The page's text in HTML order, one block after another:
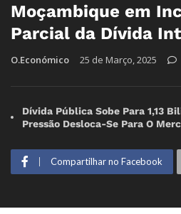
Moçambique em
Parcial da Dívida
O.Económico 25 de Março, 2025
Dívida Pública Sobe Para 1,13
Pressão Desloca-Se Para O
Compartilhar no Facebook